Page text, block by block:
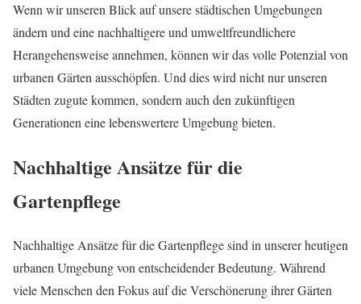
Wenn wir unseren Blick auf unsere städtischen Umgebungen
ändern und eine nachhaltigere und umweltfreundlichere
Herangehensweise annehmen, können wir das volle Potenzial von
urbanen Gärten ausschöpfen. Und dies wird nicht nur unseren
Städten zugute kommen, sondern auch den zukünftigen
Generationen eine lebenswertere Umgebung bieten.
Nachhaltige Ansätze für die
Gartenpflege
Nachhaltige Ansätze für die Gartenpflege sind in unserer heutigen
urbanen Umgebung von entscheidender Bedeutung. Während
viele Menschen den Fokus auf die Verschönerung ihrer Gärten